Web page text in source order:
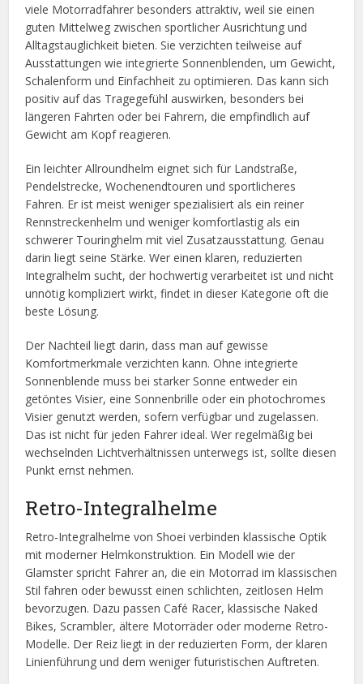
viele Motorradfahrer besonders attraktiv, weil sie einen
guten Mittelweg zwischen sportlicher Ausrichtung und
Alltagstauglichkeit bieten. Sie verzichten teilweise auf
Ausstattungen wie integrierte Sonnenblenden, um Gewicht,
Schalenform und Einfachheit zu optimieren. Das kann sich
positiv auf das Tragegefühl auswirken, besonders bei
längeren Fahrten oder bei Fahrern, die empfindlich auf
Gewicht am Kopf reagieren.
Ein leichter Allroundhelm eignet sich für Landstraße,
Pendelstrecke, Wochenendtouren und sportlicheres
Fahren. Er ist meist weniger spezialisiert als ein reiner
Rennstreckenhelm und weniger komfortlastig als ein
schwerer Touringhelm mit viel Zusatzausstattung. Genau
darin liegt seine Stärke. Wer einen klaren, reduzierten
Integralhelm sucht, der hochwertig verarbeitet ist und nicht
unnötig kompliziert wirkt, findet in dieser Kategorie oft die
beste Lösung.
Der Nachteil liegt darin, dass man auf gewisse
Komfortmerkmale verzichten kann. Ohne integrierte
Sonnenblende muss bei starker Sonne entweder ein
getöntes Visier, eine Sonnenbrille oder ein photochromes
Visier genutzt werden, sofern verfügbar und zugelassen.
Das ist nicht für jeden Fahrer ideal. Wer regelmäßig bei
wechselnden Lichtverhältnissen unterwegs ist, sollte diesen
Punkt ernst nehmen.
Retro-Integralhelme
Retro-Integralhelme von Shoei verbinden klassische Optik
mit moderner Helmkonstruktion. Ein Modell wie der
Glamster spricht Fahrer an, die ein Motorrad im klassischen
Stil fahren oder bewusst einen schlichten, zeitlosen Helm
bevorzugen. Dazu passen Café Racer, klassische Naked
Bikes, Scrambler, ältere Motorräder oder moderne Retro-
Modelle. Der Reiz liegt in der reduzierten Form, der klaren
Linienführung und dem weniger futuristischen Auftreten.